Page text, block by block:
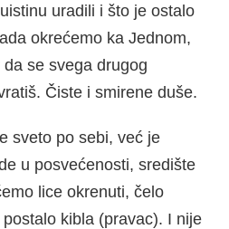
uradili i što je ostalo
okrećemo ka Jednom,
se svega drugog
Čiste i smirene duše.
sveto po sebi, već je
u posvećenosti, središte
lice okrenuti, čelo
kibla (pravac). I nije